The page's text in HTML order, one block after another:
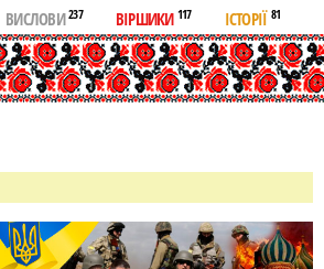
ВИСЛОВИ237 ВІРШИКИ 117 ІСТОРІЇ 81